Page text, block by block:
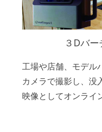
３Dバ
工場や店舗、モデル
カメラで撮影し、没
映像としてオンライ